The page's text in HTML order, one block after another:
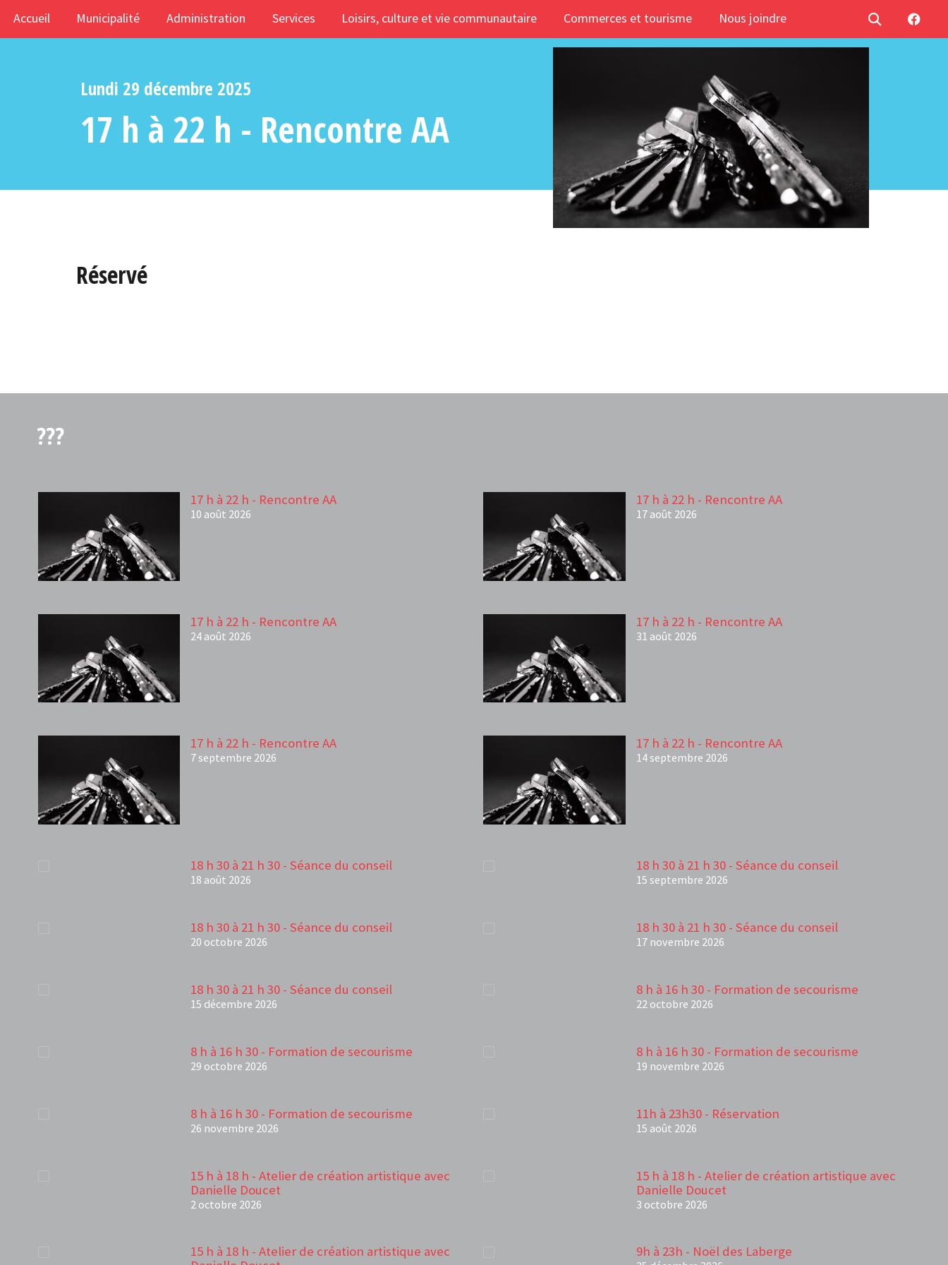
Accueil Municipalité Administration Services Loisirs, culture et vie communautaire Commerces et tourisme Nous joindre
Lundi 29 décembre 2025
17 h à 22 h - Rencontre AA
Réservé
???
17 h à 22 h - Rencontre AA
10 août 2026
17 h à 22 h - Rencontre AA
17 août 2026
17 h à 22 h - Rencontre AA
24 août 2026
17 h à 22 h - Rencontre AA
31 août 2026
17 h à 22 h - Rencontre AA
7 septembre 2026
17 h à 22 h - Rencontre AA
14 septembre 2026
18 h 30 à 21 h 30 - Séance du conseil
18 août 2026
18 h 30 à 21 h 30 - Séance du conseil
15 septembre 2026
18 h 30 à 21 h 30 - Séance du conseil
20 octobre 2026
18 h 30 à 21 h 30 - Séance du conseil
17 novembre 2026
18 h 30 à 21 h 30 - Séance du conseil
15 décembre 2026
8 h à 16 h 30 - Formation de secourisme
22 octobre 2026
8 h à 16 h 30 - Formation de secourisme
29 octobre 2026
8 h à 16 h 30 - Formation de secourisme
19 novembre 2026
8 h à 16 h 30 - Formation de secourisme
26 novembre 2026
11h à 23h30 - Réservation
15 août 2026
15 h à 18 h - Atelier de création artistique avec
Danielle Doucet
2 octobre 2026
15 h à 18 h - Atelier de création artistique avec
Danielle Doucet
3 octobre 2026
15 h à 18 h - Atelier de création artistique avec
9h à 23h - Noël des Laberge